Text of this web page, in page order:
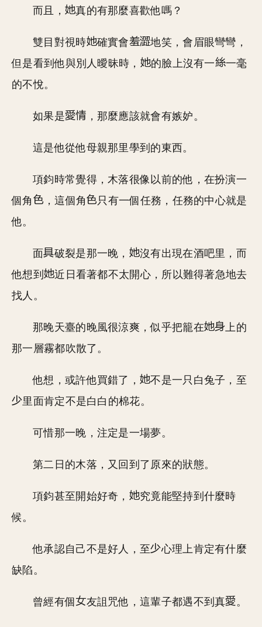
而且， 真的有那麼喜歡他嗎？
雙目對視時 確實會
地笑，會眉眼彎彎，
但是看到他與別人曖昧時，
的臉上沒有一
一毫
的不悅。
如果是 ，那麼應該就會有嫉妒。
這是他從他母親那里學到的東西。
項鈞時常覺得，木落很像以前的他，在扮演一
個角
，這個角
只有一個任務，任務的中心就是
他。
面 破裂是那一晚，
沒有出現在酒吧里，而
他想到
近日看著都不太開心，所以難得著急地去
找人。
那晚天臺的晚風很涼爽，似乎把籠在
上的
那一層霧都吹散了。
他想，或許他買錯了，
不是一只白兔子，至
里面肯定不是白白的棉花。
可惜那一晚，注定是一場夢。
第二日的木落，又回到了原來的狀態。
項鈞甚至開始好奇，
究竟能堅持到什麼時
候。
他承認自己不是好人，至
心理上肯定有什麼
缺陷。
曾經有個 友詛咒他，這輩子都遇不到真 。